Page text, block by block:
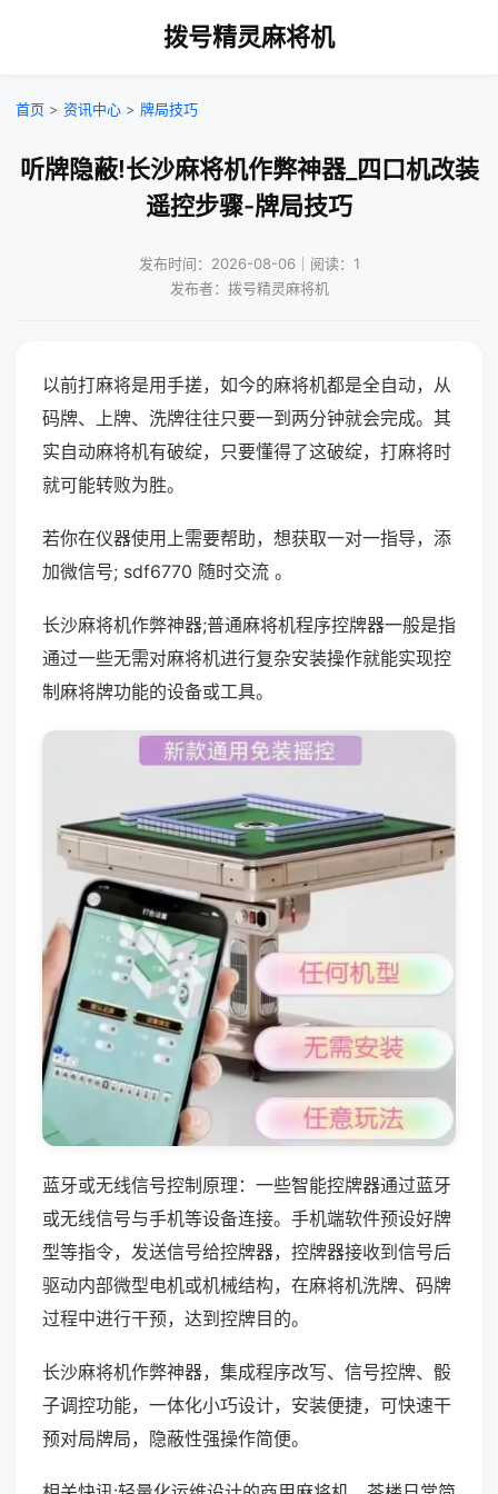
拨号精灵麻将机
首页 > 资讯中心 > 牌局技巧
听牌隐蔽!长沙麻将机作弊神器_四口机改装
遥控步骤-牌局技巧
发布时间：2026-08-06｜阅读：1
发布者：拨号精灵麻将机
以前打麻将是用手搓，如今的麻将机都是全自动，从
码牌、上牌、洗牌往往只要一到两分钟就会完成。其
实自动麻将机有破绽，只要懂得了这破绽，打麻将时
就可能转败为胜。
若你在仪器使用上需要帮助，想获取一对一指导，添
加微信号; sdf6770 随时交流 。
长沙麻将机作弊神器;普通麻将机程序控牌器一般是指
通过一些无需对麻将机进行复杂安装操作就能实现控
制麻将牌功能的设备或工具。
蓝牙或无线信号控制原理：一些智能控牌器通过蓝牙
或无线信号与手机等设备连接。手机端软件预设好牌
型等指令，发送信号给控牌器，控牌器接收到信号后
驱动内部微型电机或机械结构，在麻将机洗牌、码牌
过程中进行干预，达到控牌目的。
长沙麻将机作弊神器，集成程序改写、信号控牌、骰
子调控功能，一体化小巧设计，安装便捷，可快速干
预对局牌局，隐蔽性强操作简便。